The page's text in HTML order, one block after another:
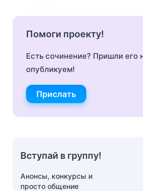
Помоги проекту!
Есть сочинение? Пришли его
опубликуем!
Прислать
Вступай в группу!
Анонсы, конкурсы и
просто общение